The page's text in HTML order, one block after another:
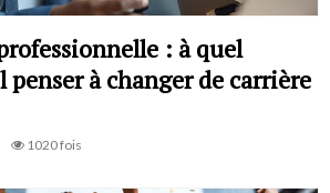
: à quel
à changer de carrière
1020 fois